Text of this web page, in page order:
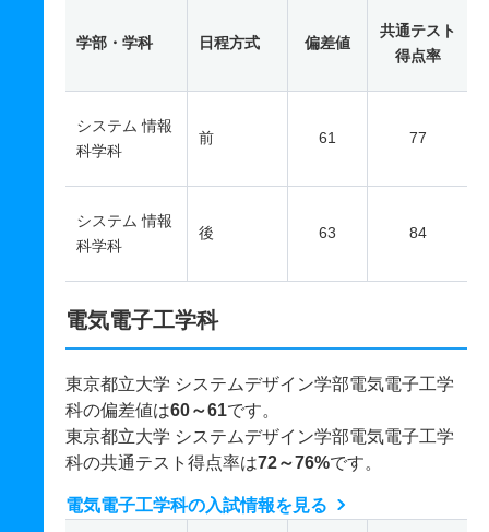
学部・学科 日程方式 偏差値
共通テスト
得点率
システム 情報
科学科
前 61 77
システム 情報
科学科
後 63 84
電気電子工学科
東京都立大学 システムデザイン学部電気電子工学
科の偏差値は60～61です。
東京都立大学 システムデザイン学部電気電子工学
科の共通テスト得点率は72～76%です。
電気電子工学科の入試情報を見る